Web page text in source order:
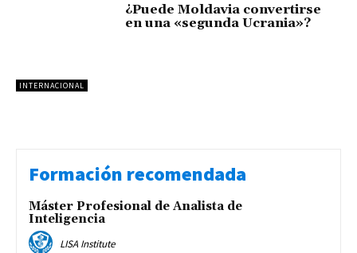
INTERNACIONAL
¿Puede Moldavia convertirse
en una «segunda Ucrania»?
Formación recomendada
Máster Profesional de Analista de
Inteligencia
LISA Institute